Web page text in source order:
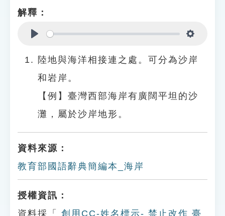
解釋：
陸地與海洋相接連之處。可分為沙岸
和岩岸。
【例】臺灣西部海岸有廣闊平坦的沙
灘，屬於沙岸地形。
資料來源：
教育部國語辭典簡編本_海岸
授權資訊：
資料採「
創用CC-姓名標示- 禁止改作 臺